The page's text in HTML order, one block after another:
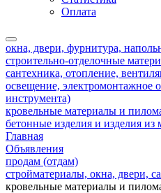
Оплата
окна, двери, фурнитура,
строительно-отделочные
сантехника, отопление,
освещение, электромонтажное
инструмента)
кровельные материалы и
бетонные изделия и изделия из
Главная
Объявления
продам (отдам)
стройматериалы, окна, двери,
кровельные материалы и